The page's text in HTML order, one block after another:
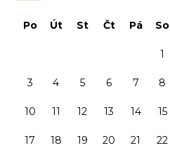
Po Út St Čt Pá So
1
3 4 5 6 7 8
10 11 12 13 14 15
17 18 19 20 21 22